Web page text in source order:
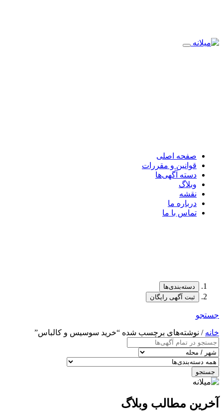
صفحه اصلی
قوانین و مقررات
دسته آگهی‌ها
وبلاگ
نقشه
درباره ما
تماس با ما
دسته‌بندی‌ها
ثبت آگهی رایگان
جستجو
خانه / نوشته‌های برچسب شده “خرید سوسیس و کالباس”
جستجو
آخرین مطالب وبلاگ